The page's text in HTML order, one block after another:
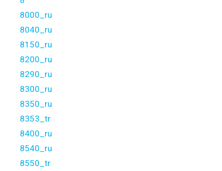
8000_ru
8040_ru
8150_ru
8200_ru
8290_ru
8300_ru
8350_ru
8353_tr
8400_ru
8540_ru
8550_tr